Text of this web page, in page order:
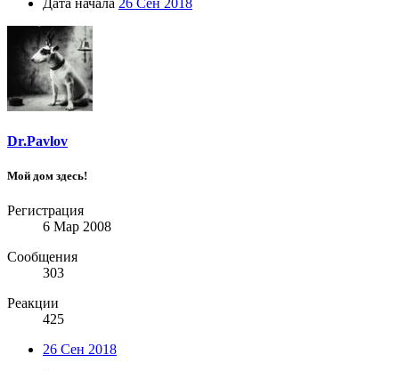
Dr.Pavlov
Мой дом здесь!
Регистрация
6 Мар 2008
Сообщения
303
Реакции
425
26 Сен 2018